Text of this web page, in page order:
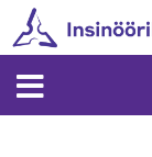
Skip
to
content